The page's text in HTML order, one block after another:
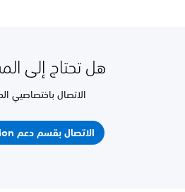
هل تحتاج إلى
الاتصال باختصاصيي
الاتصال بقسم دعم PlayStation